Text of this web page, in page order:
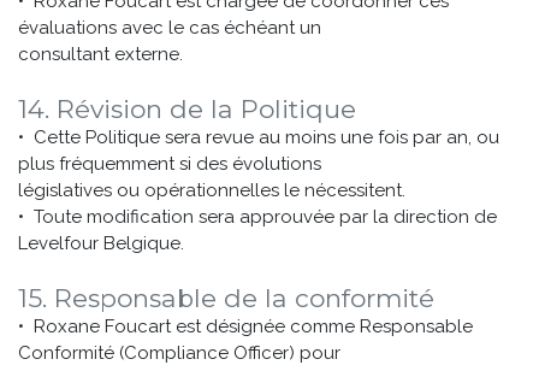
évaluations avec le cas échéant un
consultant externe.
14. Révision de la Politique
• Cette Politique sera revue au moins une fois par an, ou
plus fréquemment si des évolutions
législatives ou opérationnelles le nécessitent.
• Toute modification sera approuvée par la direction de
Levelfour Belgique.
15. Responsable de la conformité
• Roxane Foucart est désignée comme Responsable
Conformité (Compliance Officer) pour